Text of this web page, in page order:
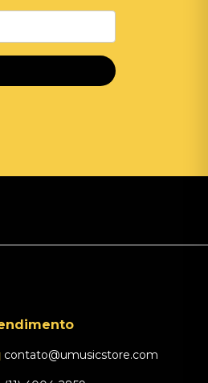
contato@umusicstore.com